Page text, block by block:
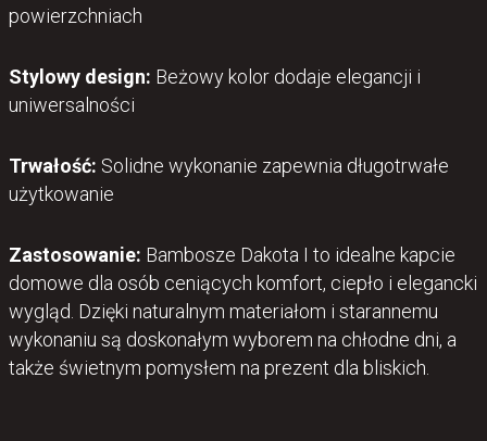
powierzchniach
Stylowy design: Beżowy kolor dodaje elegancji i
uniwersalności
Trwałość: Solidne wykonanie zapewnia długotrwałe
użytkowanie
Zastosowanie: Bambosze Dakota I to idealne kapcie
domowe dla osób ceniących komfort, ciepło i elegancki
wygląd. Dzięki naturalnym materiałom i starannemu
wykonaniu są doskonałym wyborem na chłodne dni, a
także świetnym pomysłem na prezent dla bliskich.